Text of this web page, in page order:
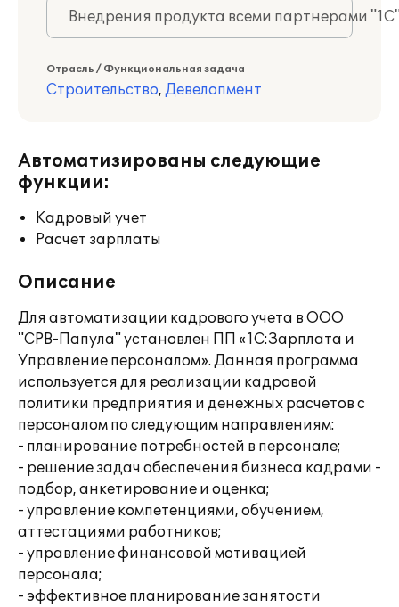
Внедрения продукта всеми партнерами
Отрасль / Функциональная задача
Строительство, Девелопмент
Автоматизированы следующие
функции:
Кадровый учет
Расчет зарплаты
Описание
Для автоматизации кадрового учета в ООО
"СРВ-Папула" установлен ПП «1С:Зарплата и
Управление персоналом». Данная программа
используется для реализации кадровой
политики предприятия и денежных расчетов с
персоналом по следующим направлениям:
- планирование потребностей в персонале;
- решение задач обеспечения бизнеса кадрами -
подбор, анкетирование и оценка;
- управление компетенциями, обучением,
аттестациями работников;
- управление финансовой мотивацией
персонала;
- эффективное планирование занятости